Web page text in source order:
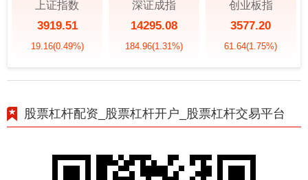
上证指数
3919.51
19.16(0.49%)
深证成指
14295.08
184.96(1.31%)
创业板指
3577.20
61.64(1.75%)
股票杠杆配资_股票杠杆开户_股票杠杆交易平台